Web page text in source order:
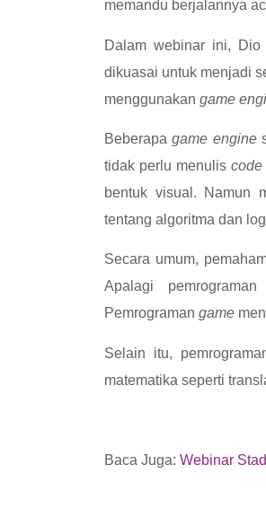
memandu berjalannya
Dalam webinar ini, Dio
dikuasai untuk menjadi
menggunakan game
Beberapagame engine
tidak perlu menulis
bentuk visual. Namun
tentang algoritma dan
Secara umum,
Apalagi
Pemrograman game
Selain itu,
matematika seperti
Baca Juga: Webinar